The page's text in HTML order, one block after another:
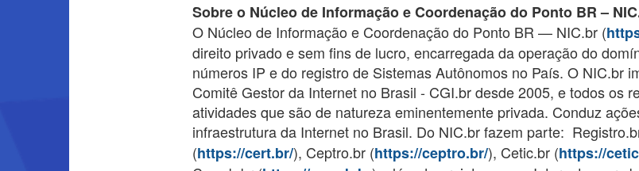
Sobre o Núcleo de Informação e Coordenação do Ponto BR –
O Núcleo de Informação e Coordenação do Ponto BR — NIC.br (
direito privado e sem fins de lucro, encarregada da operação do
números IP e do registro de Sistemas Autônomos no País. O NIC.br
Comitê Gestor da Internet no Brasil - CGI.br desde 2005, e todos os
atividades que são de natureza eminentemente privada. Conduz
infraestrutura da Internet no Brasil. Do NIC.br fazem parte:
(https://cert.br/), Ceptro.br (https://ceptro.br/), Cetic.br (https://